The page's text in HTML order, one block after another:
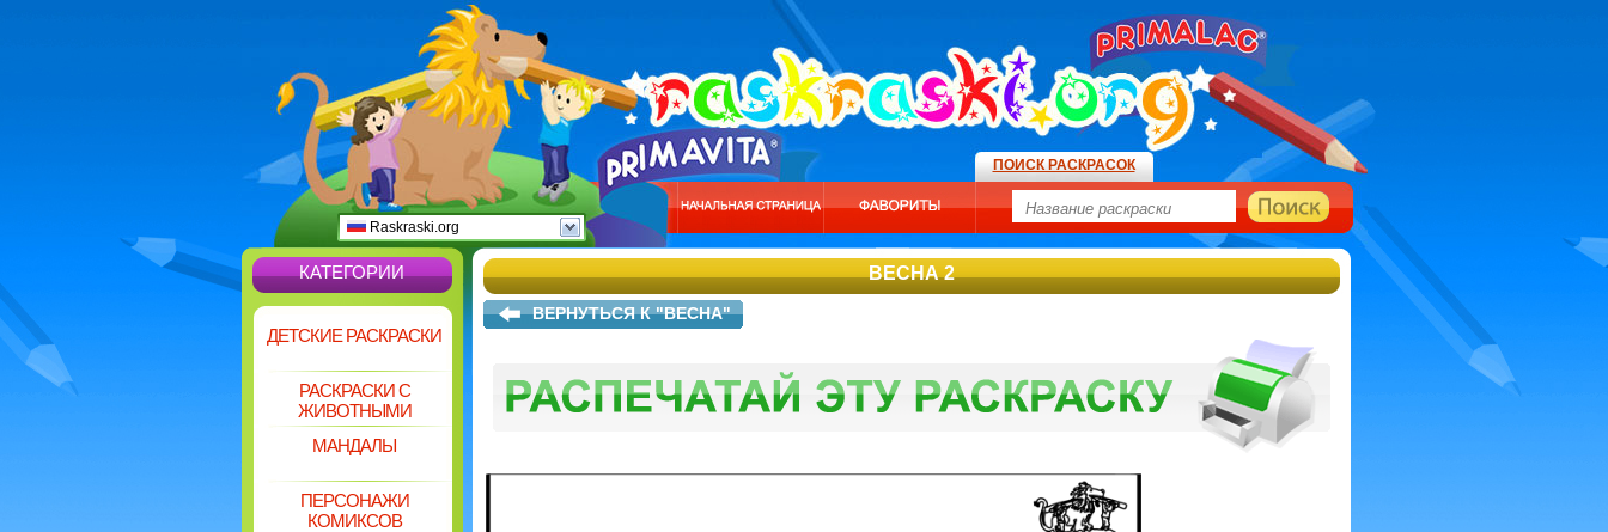
Raskraski.org
ПОИСК РАСКРАСОК
КАТЕГОРИИ
ДЕТСКИЕ РАСКРАСКИ
РАСКРАСКИ С
ЖИВОТНЫМИ
МАНДАЛЫ
ПЕРСОНАЖИ
КОМИКСОВ
ВЕСНА 2
ВЕРНУТЬСЯ К "ВЕСНА"